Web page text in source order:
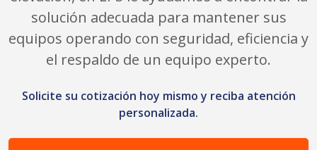
solución adecuada para mantener sus
equipos operando con seguridad, eficiencia y
el respaldo de un equipo experto.
Solicite su cotización hoy mismo y reciba atención
personalizada.